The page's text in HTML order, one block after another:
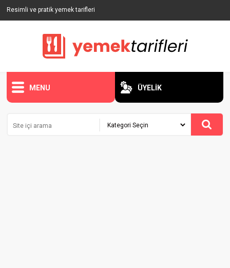
Resimli ve pratik yemek tarifleri
MENU ÜYELİK